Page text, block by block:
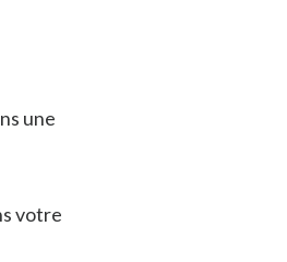
une
votre